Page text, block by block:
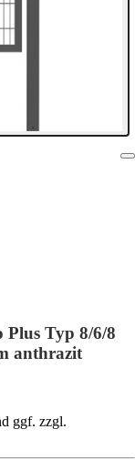
Plus Typ 8/6/8
anthrazit
ggf. zzgl.